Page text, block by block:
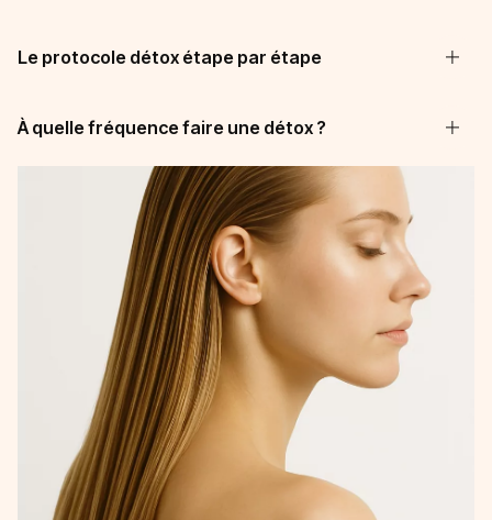
Le protocole détox étape par étape
À quelle fréquence faire une détox ?